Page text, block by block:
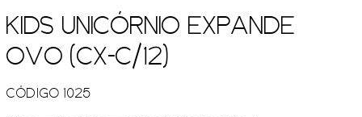
KIDS UNICÓRNIO EXPANDE
OVO (CX-C/12)
CÓDIGO 1025